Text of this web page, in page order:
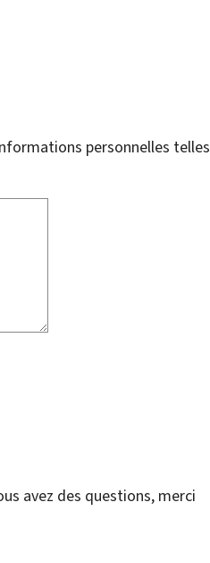
personnelles telles
avez des questions, merci